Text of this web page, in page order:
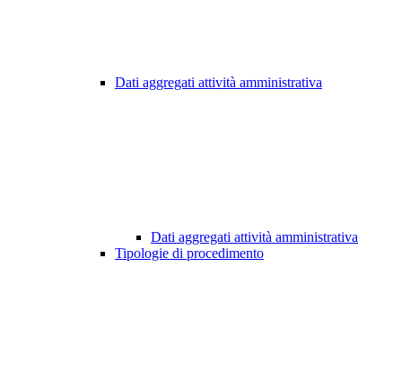
Dati aggregati attività amministrativa
Dati aggregati attività amministrativa
Tipologie di procedimento